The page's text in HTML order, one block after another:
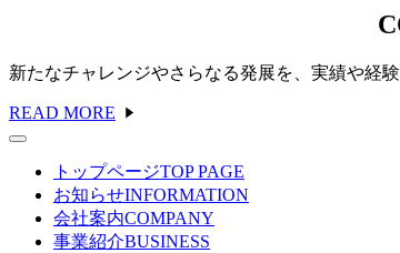
新たなチャレンジやさらなる発展を、実績や経
READ MORE
トップページTOP PAGE
お知らせINFORMATION
会社案内COMPANY
事業紹介BUSINESS